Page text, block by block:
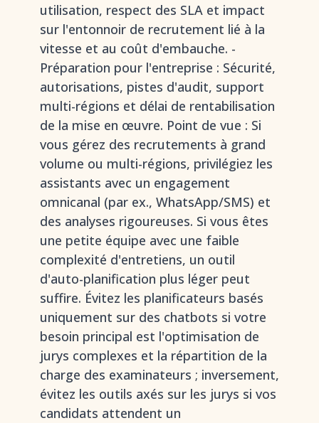
utilisation, respect des SLA et impact
sur l'entonnoir de recrutement lié à la
vitesse et au coût d'embauche. -
Préparation pour l'entreprise : Sécurité,
autorisations, pistes d'audit, support
multi-régions et délai de rentabilisation
de la mise en œuvre. Point de vue : Si
vous gérez des recrutements à grand
volume ou multi-régions, privilégiez les
assistants avec un engagement
omnicanal (par ex., WhatsApp/SMS) et
des analyses rigoureuses. Si vous êtes
une petite équipe avec une faible
complexité d'entretiens, un outil
d'auto-planification plus léger peut
suffire. Évitez les planificateurs basés
uniquement sur des chatbots si votre
besoin principal est l'optimisation de
jurys complexes et la répartition de la
charge des examinateurs ; inversement,
évitez les outils axés sur les jurys si vos
candidats attendent un